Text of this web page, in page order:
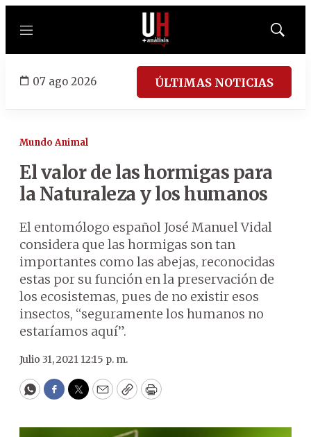
Menú
Mostrar
07 ago 2026 ÚLTIMAS NOTICIAS
Mundo Animal
El valor de las hormigas para
la Naturaleza y los humanos
El entomólogo español José Manuel Vidal
considera que las hormigas son tan
importantes como las abejas, reconocidas
estas por su función en la preservación de
los ecosistemas, pues de no existir esos
insectos, “seguramente los humanos no
estaríamos aquí”.
Julio 31, 2021 12:15 p. m.
WhatsApp
Facebook
Twitter
EmailCopyPrint